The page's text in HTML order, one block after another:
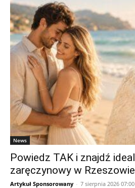
News
Powiedz TAK i znajdź
zaręczynowy w
Artykuł Sponsorowany - 7 sierpnia 2026 07:00